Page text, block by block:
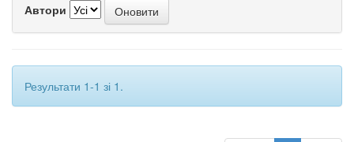
Автори
Результати 1-1 зі 1.